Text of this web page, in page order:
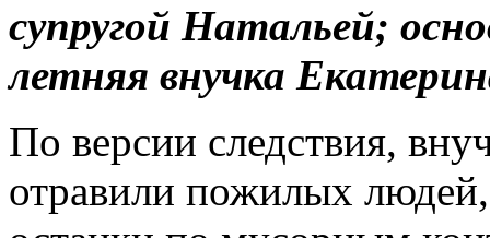
супругой Натальей;
летняя внучка
По версии следствия,
отравили пожилых